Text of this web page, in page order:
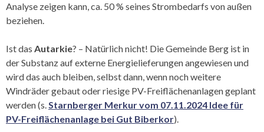
Analyse zeigen kann, ca. 50 % seines Strombedarfs von außen
beziehen.
Ist das Autarkie? – Natürlich nicht! Die Gemeinde Berg ist in
der Substanz auf externe Energielieferungen angewiesen und
wird das auch bleiben, selbst dann, wenn noch weitere
Windräder gebaut oder riesige PV-Freiflächenanlagen geplant
werden (s.Starnberger Merkur vom 07.11.2024 Idee für
PV-Freiflächenanlage bei Gut Biberkor).